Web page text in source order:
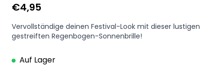
€4,95
Vervollständige deinen Festival-Look mit dieser lustigen
gestreiften Regenbogen-Sonnenbrille!
Auf Lager